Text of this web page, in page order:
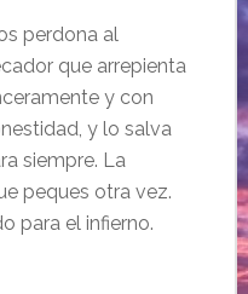
perdona al
que arrepienta
y con
y lo salva
siempre. La
peques otra vez.
para el infierno.